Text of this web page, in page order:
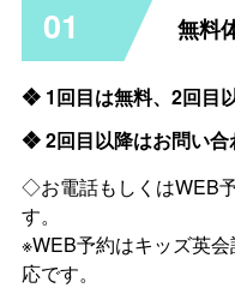
01 無料
❖ 1回目は無料、2回目
❖ 2回目以降はお問い合
◇お電話もしくはWEB
す。
※WEB予約はキッズ英
応です。